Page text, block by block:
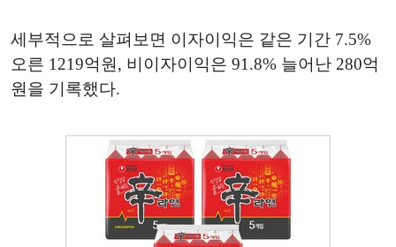
세부적으로 살펴보면 이자이익은 같은 기간 7.5%
오른 1219억원, 비이자이익은 91.8% 늘어난 280억
원을 기록했다.